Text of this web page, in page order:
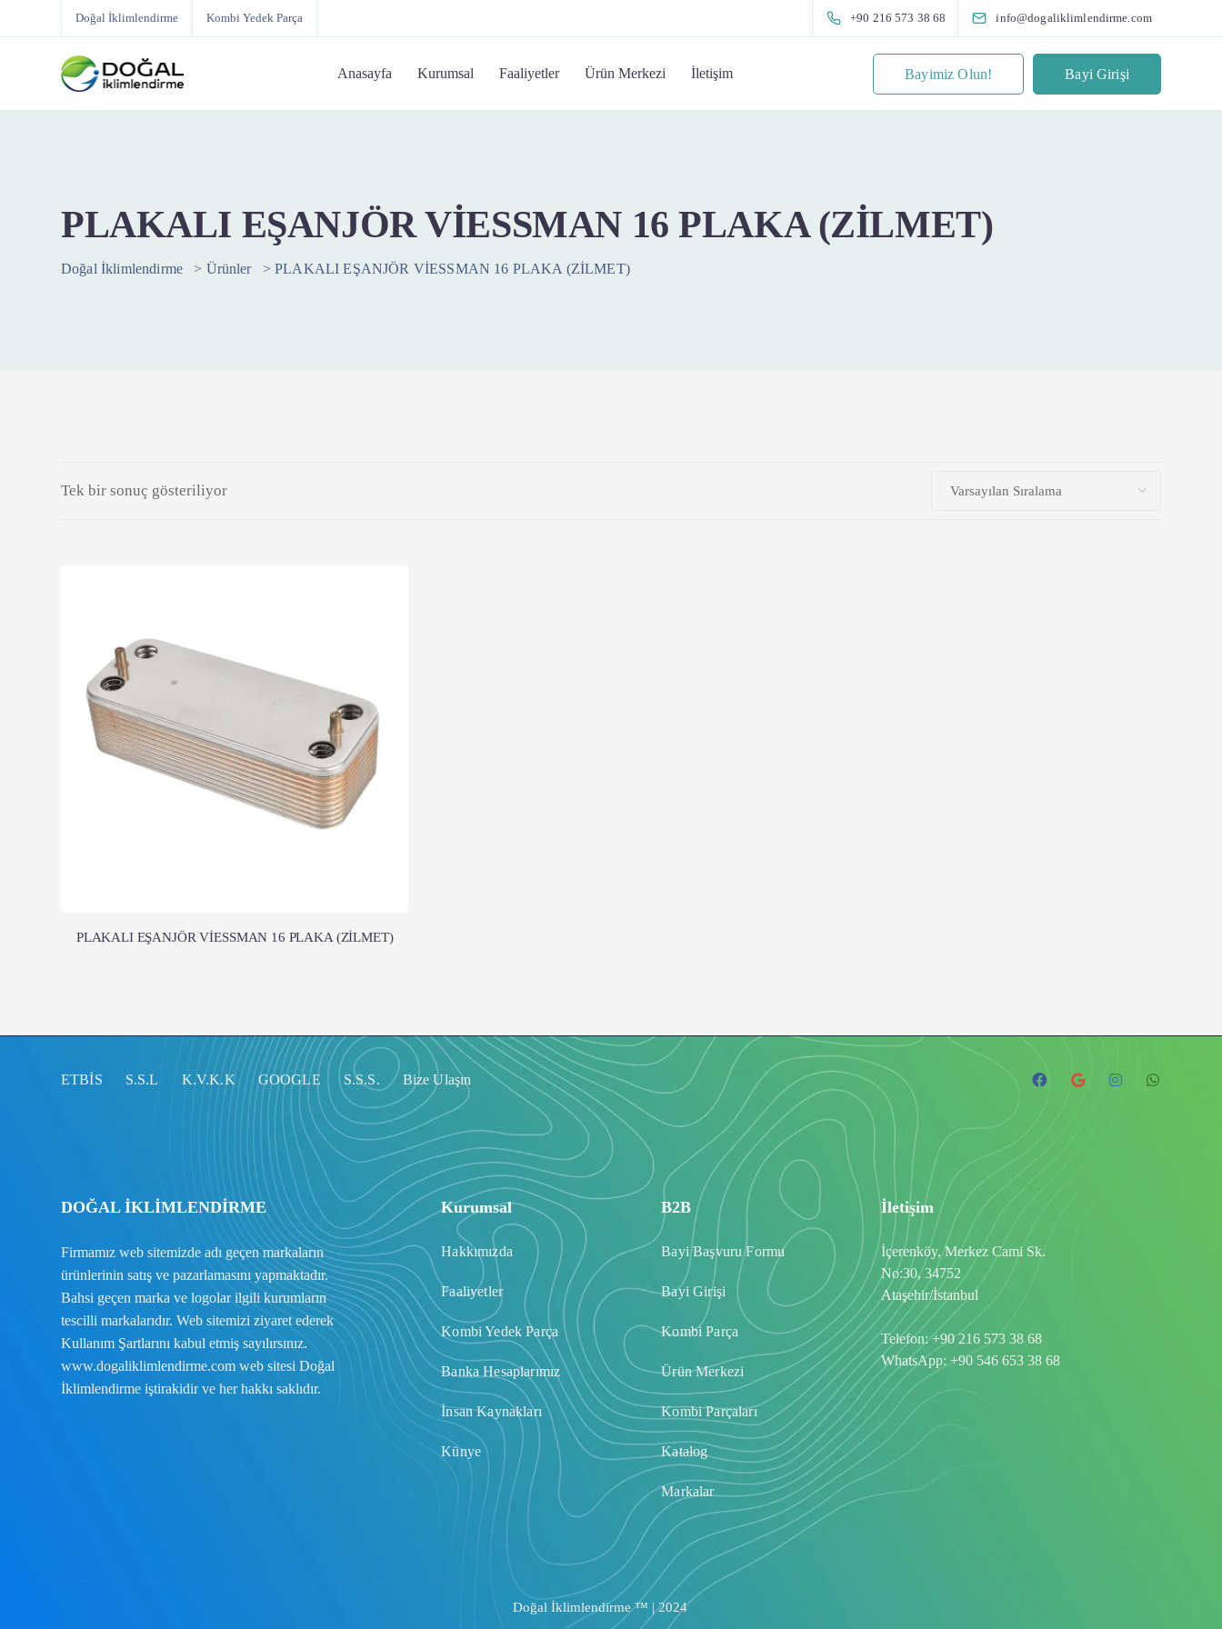
Doğal İklimlendirme Kombi Yedek Parça +90 216 573 38 68 info@dogaliklimlendirme.com
Anasayfa Kurumsal Faaliyetler Ürün Merkezi İletişim Bayimiz Olun! Bayi Girişi
PLAKALI EŞANJÖR VİESSMAN 16 PLAKA (ZİLMET)
Doğal İklimlendirme > Ürünler >PLAKALI EŞANJÖR VİESSMAN 16 PLAKA (ZİLMET)
Tek bir sonuç gösteriliyor
PLAKALI EŞANJÖR VİESSMAN 16 PLAKA (ZİLMET)
ETBİS S.S.L K.V.K.K GOOGLE S.S.S. Bize Ulaşın
DOĞAL İKLİMLENDİRME
Firmamız web sitemizde adı geçen markaların
ürünlerinin satış ve pazarlamasını yapmaktadır.
Bahsi geçen marka ve logolar ilgili kurumların
tescilli markalarıdır. Web sitemizi ziyaret ederek
Kullanım Şartlarını kabul etmiş sayılırsınız.
www.dogaliklimlendirme.com web sitesi Doğal
İklimlendirme iştirakidir ve her hakkı saklıdır.
Kurumsal
Hakkımızda
Faaliyetler
Kombi Yedek Parça
Banka Hesaplarımız
İnsan Kaynakları
Künye
B2B
Bayi Başvuru Formu
Bayi Girişi
Kombi Parça
Ürün Merkezi
Kombi Parçaları
Katalog
Markalar
İletişim
İçerenköy, Merkez Cami Sk.
No:30, 34752
Ataşehir/İstanbul
Telefon:+90 216 573 38 68
WhatsApp:+90 546 653 38 68
Doğal İklimlendirme ™ | 2024